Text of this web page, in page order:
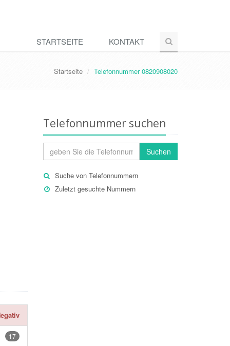
STARTSEITE KONTAKT
Startseite Telefonnummer 0820908020
17
Telefonnummer suchen
Suchen
Suche von Telefonnummern
Zuletzt gesuchte Nummern